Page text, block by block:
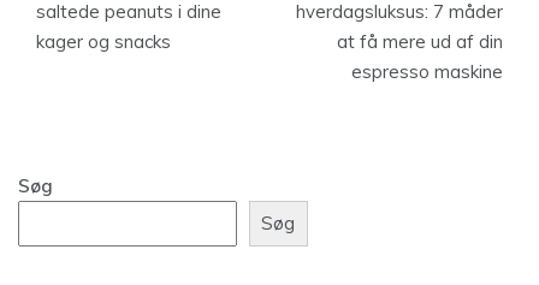
saltede peanuts i dine
kager og snacks
hverdagsluksus: 7 måder
at få mere ud af din
espresso maskine
Søg
Søg